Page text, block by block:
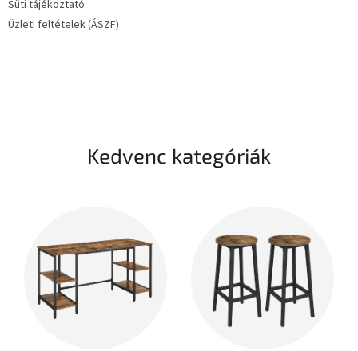
Süti tájékoztató
Üzleti feltételek (ÁSZF)
Kedvenc kategóriák